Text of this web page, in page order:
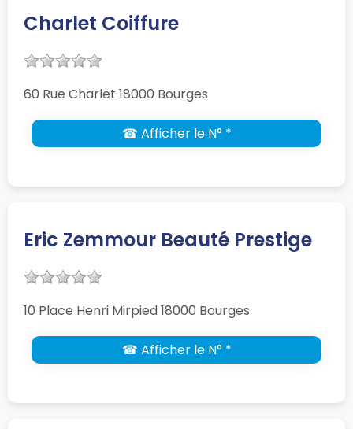
Charlet Coiffure
60 Rue Charlet 18000 Bourges
☎ Afficher le N° *
Eric Zemmour Beauté Prestige
10 Place Henri Mirpied 18000 Bourges
☎ Afficher le N° *